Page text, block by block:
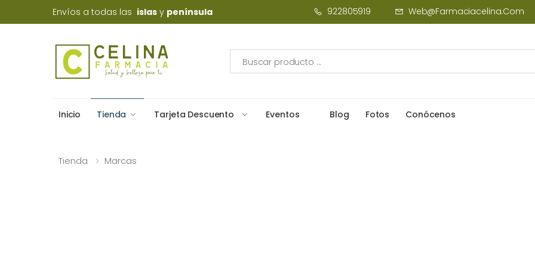
Envíos a todas las islas y península 922805919 Web@farmaciacelina.com
Inicio Tienda Tarjeta Descuento Eventos Blog Fotos Conócenos
Tienda Marcas